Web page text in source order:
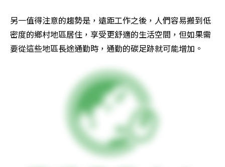
另一值得注意的趨勢是，遠距工作之後，人們容易搬到低
密度的鄉村地區居住，享受更舒適的生活空間，但如果需
要從這些地區長途通勤時，通勤的碳足跡就可能增加。